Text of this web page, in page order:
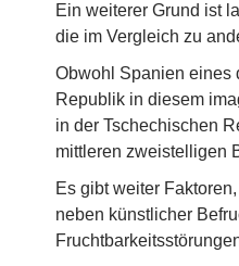
Ein weiterer Grund ist
die im Vergleich zu
Obwohl Spanien eines
Republik in diesem
in der Tschechischen
mittleren zweistelligen
Es gibt weiter
neben künstlicher